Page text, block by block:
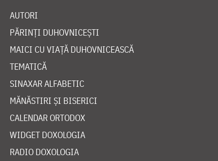
AUTORI
PĂRINȚI DUHOVNICEȘTI
MAICI CU VIAȚĂ DUHOVNICEASCĂ
TEMATICĂ
SINAXAR ALFABETIC
MĂNĂSTIRI ȘI BISERICI
CALENDAR ORTODOX
WIDGET DOXOLOGIA
RADIO DOXOLOGIA